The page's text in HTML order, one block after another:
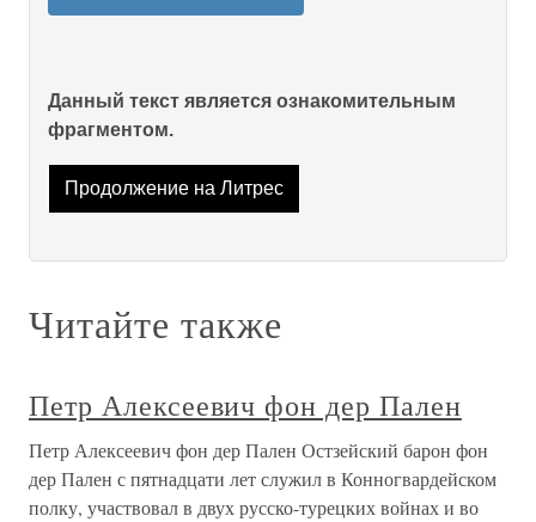
Данный текст является ознакомительным
фрагментом.
Продолжение на Литрес
Читайте также
Петр Алексеевич фон дер Пален
Петр Алексеевич фон дер Пален Остзейский барон фон
дер Пален с пятнадцати лет служил в Конногвардейском
полку, участвовал в двух русско-турецких войнах и во